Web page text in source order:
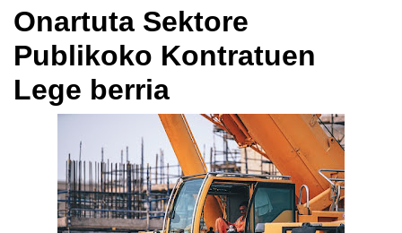
Onartuta Sektore
Publikoko Kontratuen
Lege berria